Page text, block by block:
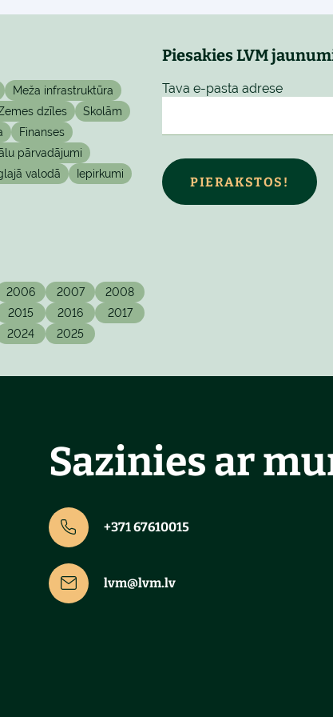
Meža infrastruktūra
dzīles
Skolām
Finanses
pārvadājumi
valodā Iepirkumi
Piesakies LVM
Tava e-pasta adrese
PIERAKSTOS!
2006 2007
2008
2015 2016
2017
2024 2025
Sazinies ar
+371 67610015
lvm@lvm.lv